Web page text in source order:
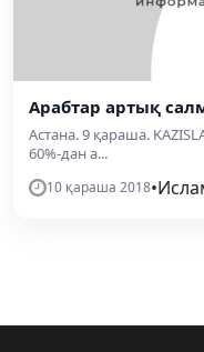
Арабтар артық
Астана. 9 қараша.
60%-дан а...
10 қараша 2018•